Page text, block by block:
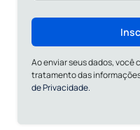
Ao enviar seus dados, você
tratamento das
de Privacidade.